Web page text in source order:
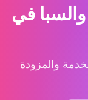
في
والمزودة